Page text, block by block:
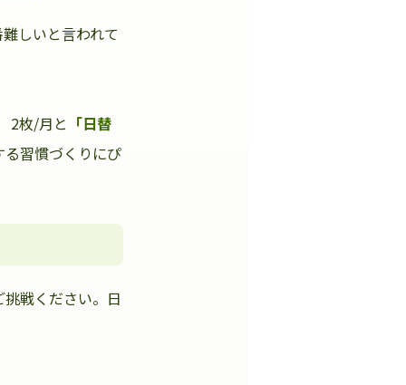
しいと言われて
2枚/月と 「日替
習慣づくりにぴ
戦ください。日